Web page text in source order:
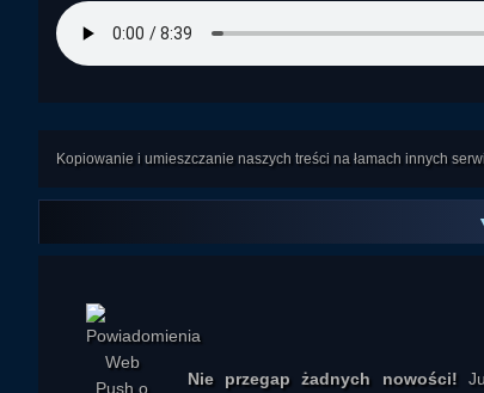
Kopiowanie i umieszczanie naszych treści na łamach innych
Nie przegap żadnych nowości!